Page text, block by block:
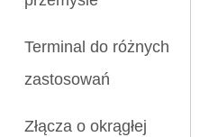
Terminal do różnych
zastosowań
Złącza o okrągłej